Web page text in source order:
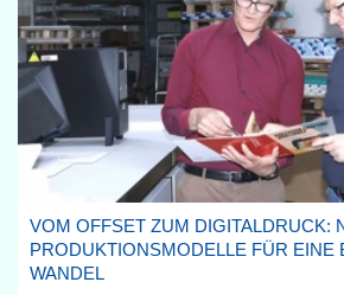
VOM OFFSET ZUM DIGITALDRUCK:
PRODUKTIONSMODELLE FÜR EINE
WANDEL